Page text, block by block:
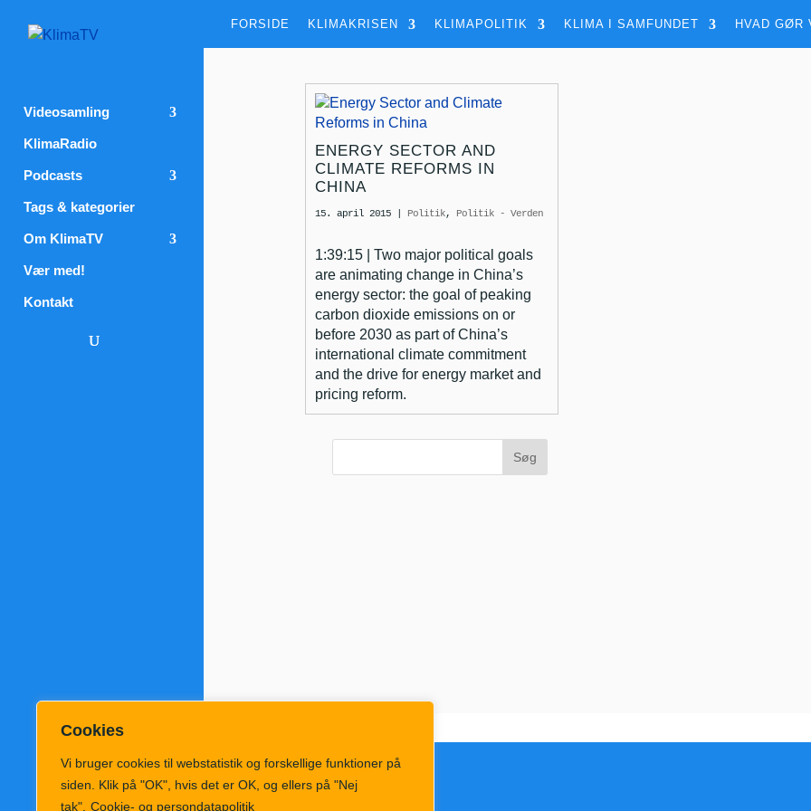
Cookies
Vi bruger cookies til webstatistik og forskellige funktioner på
siden. Klik på "OK", hvis det er OK, og ellers på "Nej
tak". Cookie- og persondatapolitik
FORSIDE KLIMAKRISEN KLIMAPOLITIK KLIMA I SAMFUNDET HVAD GØR
Videosamling
KlimaRadio
Podcasts
Tags & kategorier
Om KlimaTV
Vær med!
Kontakt
ENERGY SECTOR AND
CLIMATE REFORMS IN
CHINA
15. april 2015| Politik, Politik - Verden
1:39:15 | Two major political goals
are animating change in China’s
energy sector: the goal of peaking
carbon dioxide emissions on or
before 2030 as part of China’s
international climate commitment
and the drive for energy market and
pricing reform.